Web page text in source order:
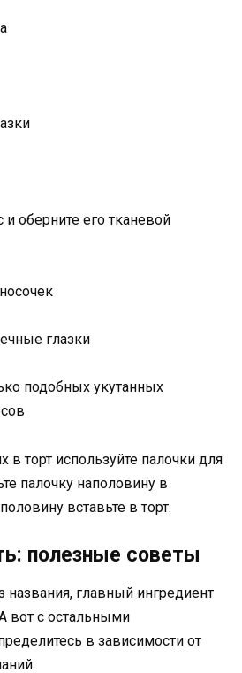
и оберните его тканевой
глазки
подобных укутанных
в торт используйте палочки для
палочку наполовину в
вставьте в торт.
полезные советы
главный ингредиент
вот с остальными
в зависимости от